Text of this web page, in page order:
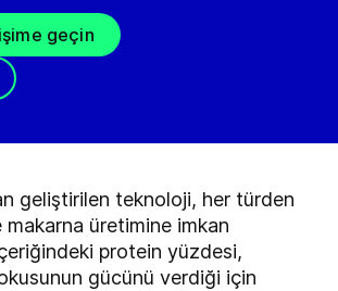
geçin
geliştirilen teknoloji, her türden
üretimine imkan
protein yüzdesi,
gücünü verdiği için